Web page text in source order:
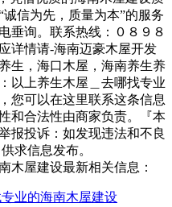
信为先，质量为本”的服务
垂询。联系热线：０８９８
请-海南迈豪木屋开发
生，海口木屋，海南养生养
以上养生木屋＿去哪找专业
您可以在这里联系这条信息
和合法性由商家负责。『本
报投诉：如发现违法和不良
求信息发布。
木屋建设最新相关信息：
业的海南木屋建设